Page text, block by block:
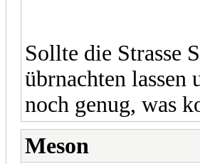
Sollte die Strasse
übrnachten lassen
noch genug, was
Meson